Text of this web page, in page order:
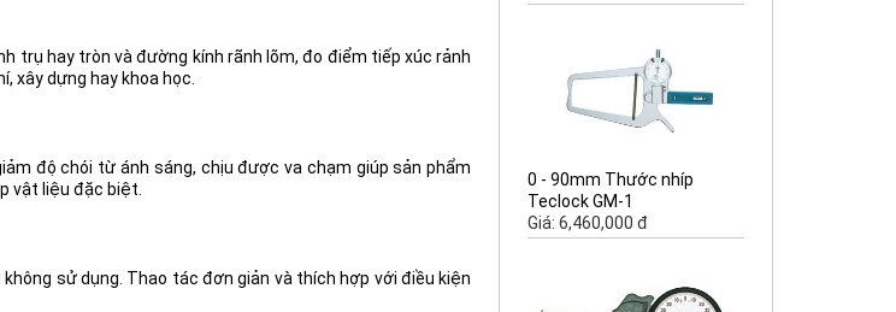
trụ hay tròn và đường kính rãnh lõm, đo điểm tiếp xúc rảnh
xây dựng hay khoa học.
độ chói từ ánh sáng, chịu được va chạm giúp sản phẩm
vật liệu đặc biệt.
sử dụng. Thao tác đơn giản và thích hợp với điều kiện
0 - 90mm Thước nhíp
Teclock GM-1
Giá: 6,460,000 đ